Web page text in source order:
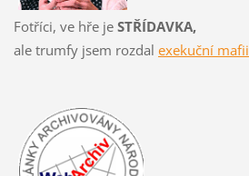
Fotříci, ve hře je STŘÍDAVKA,
ale trumfy jsem rozdal exekuční mafii